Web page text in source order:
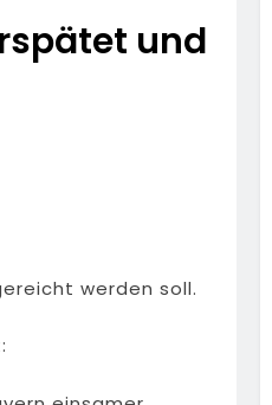
An Drei Tagen
Am Samstag, 15.
Gefunden – Polizei Bittet Um
Leiter: Amtseinführung
Weiterhin Vermisst –
Kreises Unterstützt Bei
und
werden soll.